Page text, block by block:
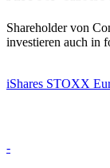
Shareholder von
investieren auch in
iShares STOXX
-